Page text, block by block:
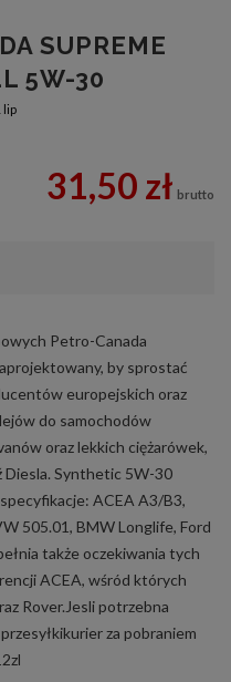
SUPREME
5W-30
lip
31,50 zł brutto
Petro-Canada
by sprostać
europejskich oraz
do samochodów
oraz lekkich ciężarówek,
Diesla. Synthetic 5W-30
ACEA A3/B3,
505.01, BMW Longlife, Ford
także oczekiwania tych
ACEA, wśród których
Rover.Jesli potrzebna
za pobraniem